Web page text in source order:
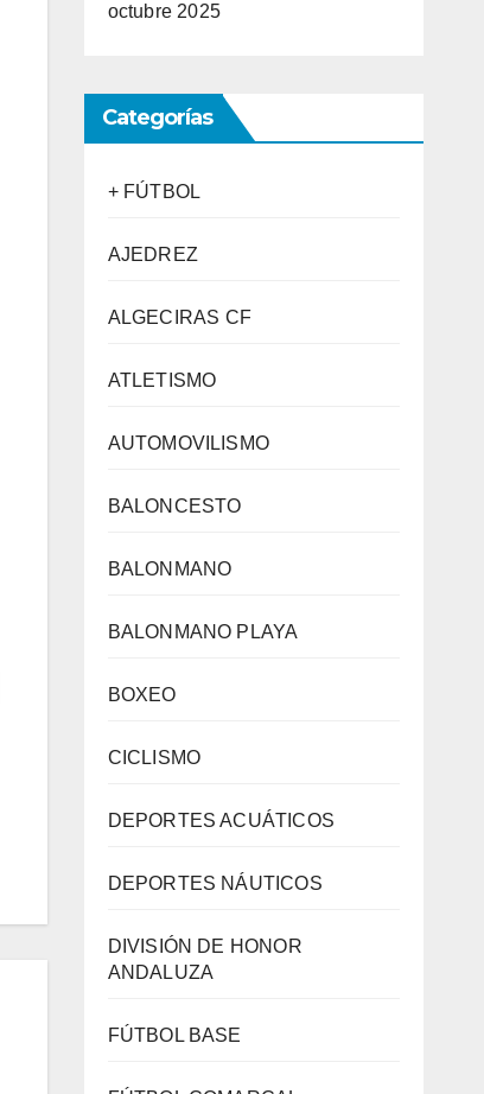
octubre 2025
Categorías
+ FÚTBOL
AJEDREZ
ALGECIRAS CF
ATLETISMO
AUTOMOVILISMO
BALONCESTO
BALONMANO
BALONMANO PLAYA
BOXEO
CICLISMO
DEPORTES ACUÁTICOS
DEPORTES NÁUTICOS
DIVISIÓN DE HONOR
ANDALUZA
FÚTBOL BASE